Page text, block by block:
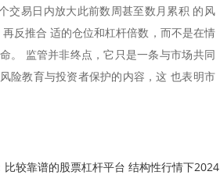
交易日内放大此前数周甚至数月累积 的风
反推合 适的仓位和杠杆倍数，而不是在情
。 监管并非终点，它只是一条与市场共同
险教育与投资者保护的内容，这 也表明市
比较靠谱的股票杠杆平台 结构性行情下2024